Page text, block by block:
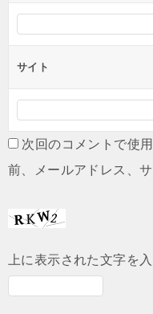
サイト
次回のコメントで使
前、メールアドレス、
上に表示された文字を